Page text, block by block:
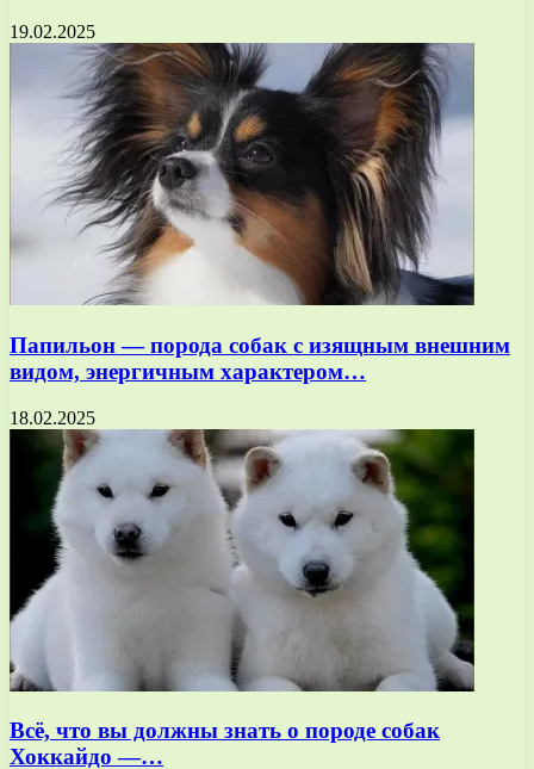
19.02.2025
Папильон — порода собак с изящным внешним
видом, энергичным характером…
18.02.2025
Всё, что вы должны знать о породе собак
Хоккайдо —…